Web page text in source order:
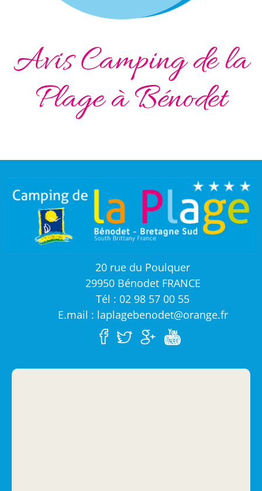
Avis Camping de la
Plage à Bénodet
20 rue du Poulquer
29950 Bénodet FRANCE
Tél : 02 98 57 00 55
E.mail : laplagebenodet@orange.fr